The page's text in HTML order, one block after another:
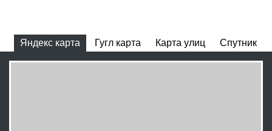
Яндекс карта Гугл карта Карта улиц Спутник